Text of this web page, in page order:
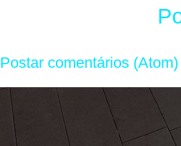
Postar comentários (Atom)